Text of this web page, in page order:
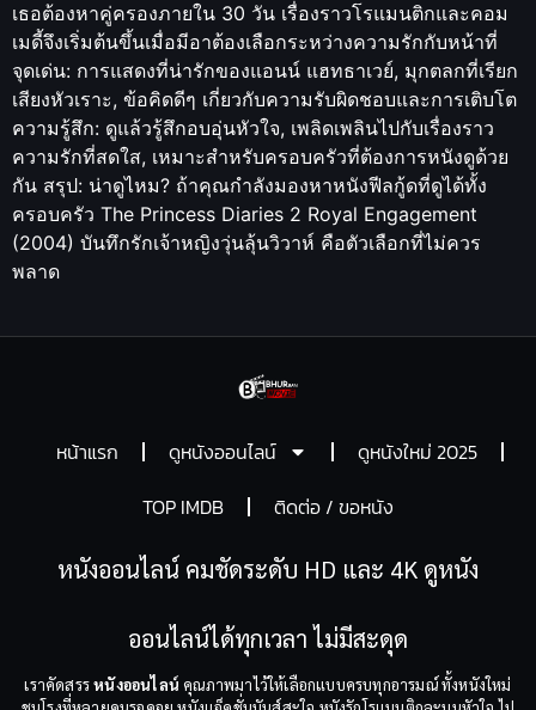
เธอต้องหาคู่ครองภายใน 30 วัน เรื่องราวโรแมนติกและคอม
เมดี้จึงเริ่มต้นขึ้นเมื่อมีอาต้องเลือกระหว่างความรักกับหน้าที่
จุดเด่น: การแสดงที่น่ารักของแอนน์ แฮทธาเวย์, มุกตลกที่เรียก
เสียงหัวเราะ, ข้อคิดดีๆ เกี่ยวกับความรับผิดชอบและการเติบโต
ความรู้สึก: ดูแล้วรู้สึกอบอุ่นหัวใจ, เพลิดเพลินไปกับเรื่องราว
ความรักที่สดใส, เหมาะสำหรับครอบครัวที่ต้องการหนังดูด้วย
กัน สรุป: น่าดูไหม? ถ้าคุณกำลังมองหาหนังฟีลกู้ดที่ดูได้ทั้ง
ครอบครัว The Princess Diaries 2 Royal Engagement
(2004) บันทึกรักเจ้าหญิงวุ่นลุ้นวิวาห์ คือตัวเลือกที่ไม่ควร
พลาด
หน้าแรก ดูหนังออนไลน์
ดูหนังใหม่ 2025
TOP IMDB
ติดต่อ / ขอหนัง
หนังออนไลน์ คมชัดระดับ HD และ 4K ดูหนัง
ออนไลน์ได้ทุกเวลา ไม่มีสะดุด
เราคัดสรรหนังออนไลน์ คุณภาพมาไว้ให้เลือกแบบครบทุกอารมณ์ ทั้งหนังใหม่